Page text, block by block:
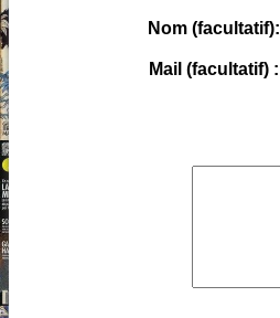
Nom (facultatif):
Mail (facultatif) :